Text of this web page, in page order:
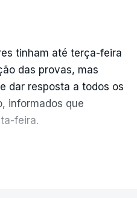
tinham até terça-feira
das provas, mas
dar resposta a todos os
informados que
feira.